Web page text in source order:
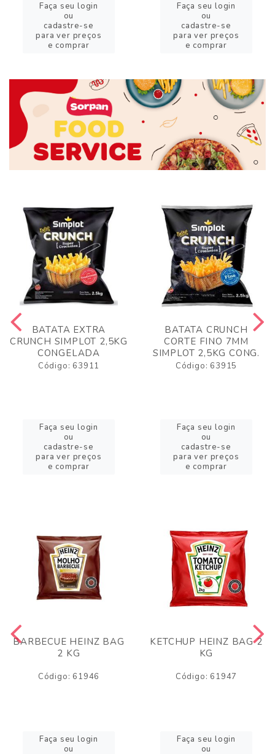
Faça seu login
ou
cadastre-se
para ver preços
e comprar
Faça seu login
ou
cadastre-se
para ver preços
e comprar
BATATA EXTRA
CRUNCH SIMPLOT 2,5KG
CONGELADA
Código: 63911
Faça seu login
ou
cadastre-se
para ver preços
e comprar
BATATA CRUNCH
CORTE FINO 7MM
SIMPLOT 2,5KG CONG.
Código: 63915
Faça seu login
ou
cadastre-se
para ver preços
e comprar
BARBECUE HEINZ BAG
2 KG
Código: 61946
Faça seu login
ou
KETCHUP HEINZ BAG 2
KG
Código: 61947
Faça seu login
ou